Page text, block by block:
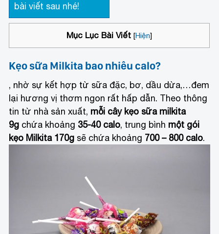
bài viết sau nhé!
Mục Lục Bài Viết [Hiện]
Kẹo sữa Milkita bao nhiêu calo?
, nhờ sự kết hợp từ sữa đặc, bơ, dầu dừa,…đem
lại hương vị thơm ngon rất hấp dẫn. Theo thông
tin từ nhà sản xuất, mỗi cây kẹo sữa milkita
9g chứa khoảng 35-40 calo, trung bình một gói
kẹo Milkita 170g sẽ chứa khoảng 700 – 800 calo.